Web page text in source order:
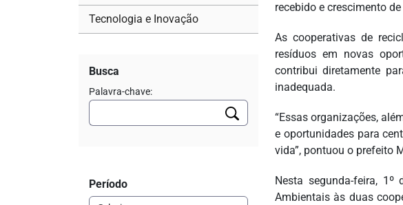
recebido e crescimento
As cooperativas de
resíduos em novas
contribui diretamente
inadequada.
“Essas organizações,
e oportunidades para
vida”, pontuou o prefeito
Nesta segunda-feira,
Ambientais às duas
Tecnologia e Inovação
Busca
Palavra-chave:
Período